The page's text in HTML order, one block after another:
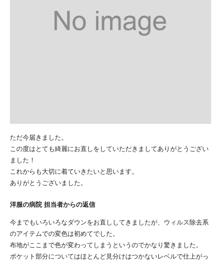
ただ今届きました。
この度はとても綺麗にお直しをしていただきましてありがとうござい
ました！
これからも大切に着ていきたいと思います。
ありがとうございました。
洋服の病院 担当者からの返信
今までもいろいろなダウンをお直ししてきましたが、ウィルス除去系
のアイテムでの変色は初めてでした。
布地がここまで色が変わってしまうというのでかなり驚きました。
ポケット部分についてはほとんど見分けはつかないレベルで仕上がっ